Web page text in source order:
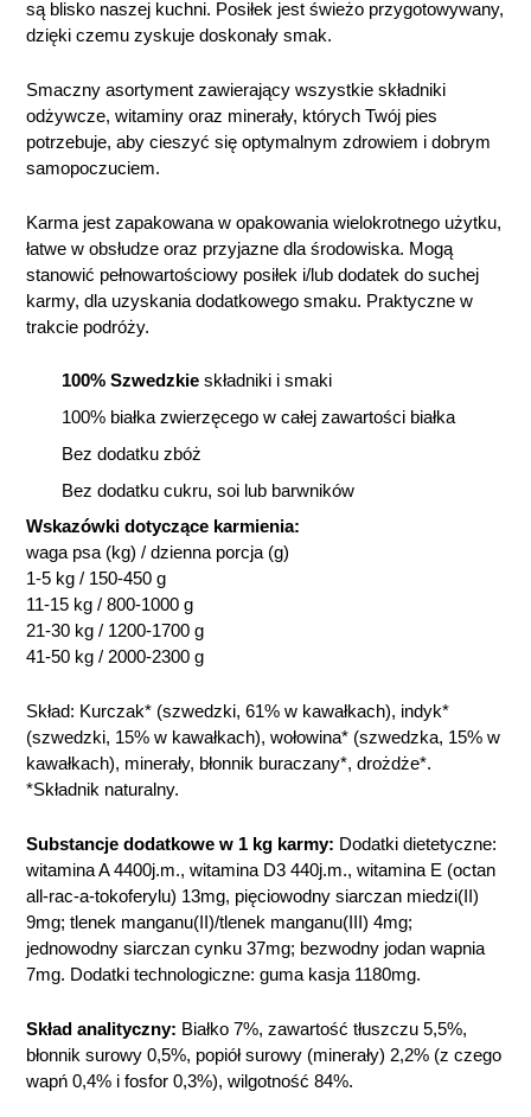
są blisko naszej kuchni. Posiłek jest świeżo przygotowywany,
dzięki czemu zyskuje doskonały smak.
Smaczny asortyment zawierający wszystkie składniki
odżywcze, witaminy oraz minerały, których Twój pies
potrzebuje, aby cieszyć się optymalnym zdrowiem i dobrym
samopoczuciem.
Karma jest zapakowana w opakowania wielokrotnego użytku,
łatwe w obsłudze oraz przyjazne dla środowiska. Mogą
stanowić pełnowartościowy posiłek i/lub dodatek do suchej
karmy, dla uzyskania dodatkowego smaku. Praktyczne w
trakcie podróży.
100% Szwedzkie składniki i smaki
100% białka zwierzęcego w całej zawartości białka
Bez dodatku zbóż
Bez dodatku cukru, soi lub barwników
Wskazówki dotyczące karmienia:
waga psa (kg) / dzienna porcja (g)
1-5 kg / 150-450 g
11-15 kg / 800-1000 g
21-30 kg / 1200-1700 g
41-50 kg / 2000-2300 g
Skład: Kurczak* (szwedzki, 61% w kawałkach), indyk*
(szwedzki, 15% w kawałkach), wołowina* (szwedzka, 15% w
kawałkach), minerały, błonnik buraczany*, drożdże*.
*Składnik naturalny.
Substancje dodatkowe w 1 kg karmy: Dodatki dietetyczne:
witamina A 4400j.m., witamina D3 440j.m., witamina E (octan
all-rac-a-tokoferylu) 13mg, pięciowodny siarczan miedzi(II)
9mg; tlenek manganu(II)/tlenek manganu(III) 4mg;
jednowodny siarczan cynku 37mg; bezwodny jodan wapnia
7mg. Dodatki technologiczne: guma kasja 1180mg.
Skład analityczny: Białko 7%, zawartość tłuszczu 5,5%,
błonnik surowy 0,5%, popiół surowy (minerały) 2,2% (z czego
wapń 0,4% i fosfor 0,3%), wilgotność 84%.